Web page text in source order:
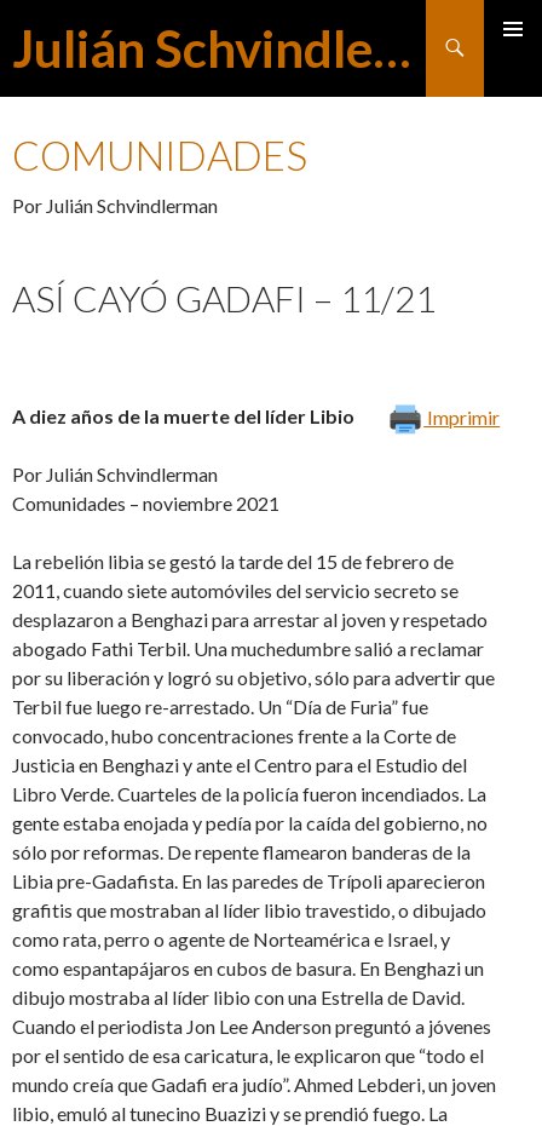
Julián Schvindlerman
Buscar
CONTENIDO
COMUNIDADES
Por Julián Schvindlerman
ASÍ CAYÓ GADAFI – 11/21
Imprimir
A diez años de la muerte del líder Libio
Por Julián Schvindlerman
Comunidades – noviembre 2021
La rebelión libia se gestó la tarde del 15 de febrero de
2011, cuando siete automóviles del servicio secreto se
desplazaron a Benghazi para arrestar al joven y respetado
abogado Fathi Terbil. Una muchedumbre salió a reclamar
por su liberación y logró su objetivo, sólo para advertir que
Terbil fue luego re-arrestado. Un “Día de Furia” fue
convocado, hubo concentraciones frente a la Corte de
Justicia en Benghazi y ante el Centro para el Estudio del
Libro Verde. Cuarteles de la policía fueron incendiados. La
gente estaba enojada y pedía por la caída del gobierno, no
sólo por reformas. De repente flamearon banderas de la
Libia pre-Gadafista. En las paredes de Trípoli aparecieron
grafitis que mostraban al líder libio travestido, o dibujado
como rata, perro o agente de Norteamérica e Israel, y
como espantapájaros en cubos de basura. En Benghazi un
dibujo mostraba al líder libio con una Estrella de David.
Cuando el periodista Jon Lee Anderson preguntó a jóvenes
por el sentido de esa caricatura, le explicaron que “todo el
mundo creía que Gadafi era judío”. Ahmed Lebderi, un joven
libio, emuló al tunecino Buazizi y se prendió fuego. La